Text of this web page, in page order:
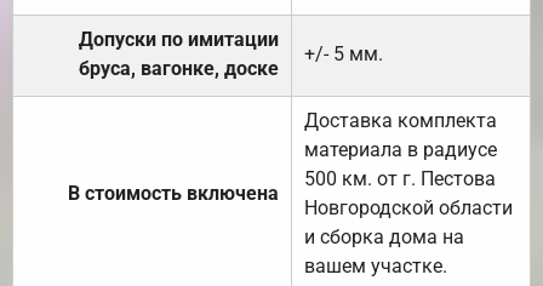
Допуски по имитации
бруса, вагонке, доске
+/- 5 мм.
В стоимость включена
Доставка комплекта
материала в радиусе
500 км. от г. Пестова
Новгородской области
и сборка дома на
вашем участке.